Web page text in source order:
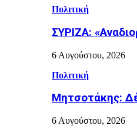
Πολιτική
ΣΥΡΙΖΑ:
6 Αυγούστου, 2026
Πολιτική
Μητσοτάκης:
6 Αυγούστου, 2026